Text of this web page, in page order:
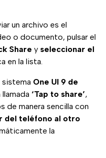
un archivo es el
o documento, pulsar el
Share y seleccionar el
en la lista.
sistema One UI 9 de
‘Tap to share’,
de manera sencilla con
del teléfono al otro
la